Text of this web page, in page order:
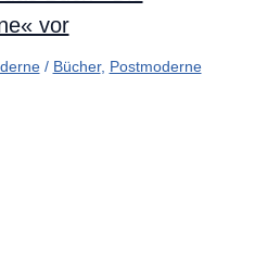
vor
/ Bücher, Postmoderne